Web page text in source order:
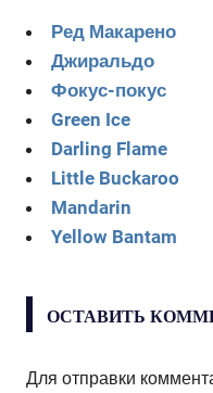
Ред Макарено
Джиральдо
Фокус-покус
Green Ice
Darling Flame
Little Buckaroo
Mandarin
Yellow Bantam
ОСТАВИТЬ
Для отправки